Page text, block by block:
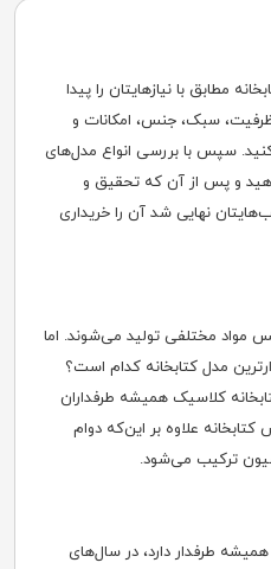
مطابق با نیازهایتان را پیدا
سبک، جنس، امکانات و
کنید. سپس با بررسی انواع مدل‌های
دهید و پس از آن که تحقیق و
نهایی شد آن را خریداری
مواد مختلفی تولید می‌شوند. اما
مدل کتابخانه کدام است؟
کلاسیک همیشه طرفداران
علاوه بر این‌که دوام
ترکیب می‌شود.
طرفدار دارد، در سال‌های